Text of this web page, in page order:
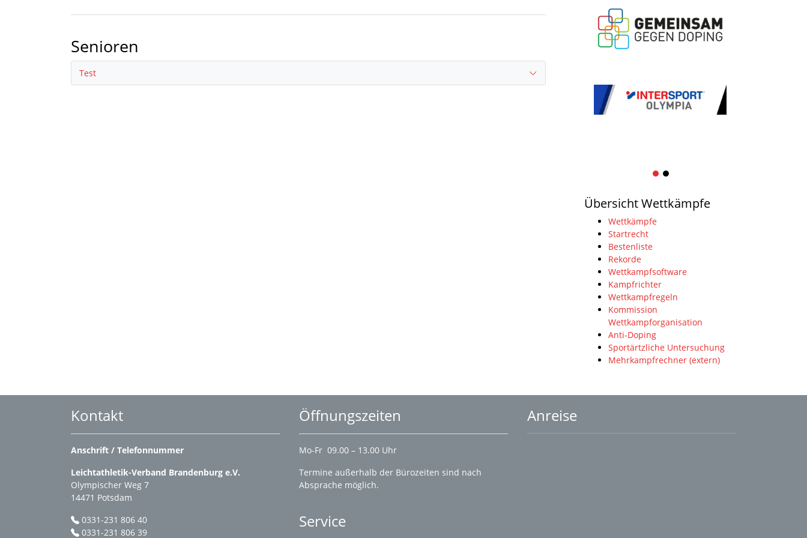
Senioren
Test
1 2
Übersicht Wettkämpfe
Wettkämpfe
Startrecht
Bestenliste
Rekorde
Wettkampfsoftware
Kampfrichter
Wettkampfregeln
Kommission
Wettkampforganisation
Anti-Doping
Sportärtzliche Untersuchung
Mehrkampfrechner (extern)
Kontakt
Anschrift / Telefonnummer
Leichtathletik-Verband Brandenburg e.V.
Olympischer Weg 7
14471 Potsdam
0331-231 806 40
0331-231 806 39
Öffnungszeiten
Mo-Fr 09.00 – 13.00 Uhr
Termine außerhalb der Bürozeiten sind nach
Absprache möglich.
Service
Anreise